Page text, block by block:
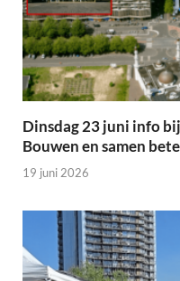
Dinsdag 23 juni info
Bouwen en samen
19 juni 2026